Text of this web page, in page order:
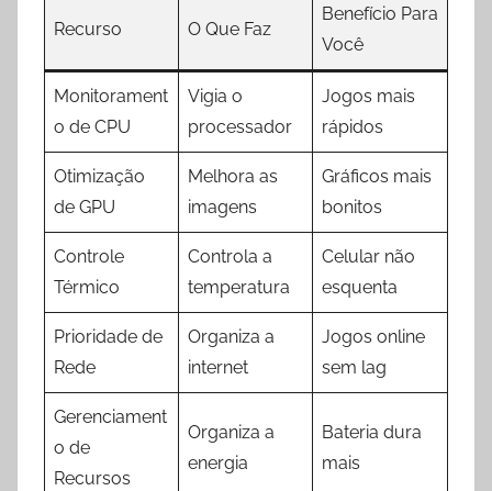
Recurso O Que Faz
Benefício Para
Você
Monitorament
o de CPU
Vigia o
processador
Jogos mais
rápidos
Otimização
de GPU
Melhora as
imagens
Gráficos mais
bonitos
Controle
Térmico
Controla a
temperatura
Celular não
esquenta
Prioridade de
Rede
Organiza a
internet
Jogos online
sem lag
Gerenciament
o de
Recursos
Organiza a
energia
Bateria dura
mais